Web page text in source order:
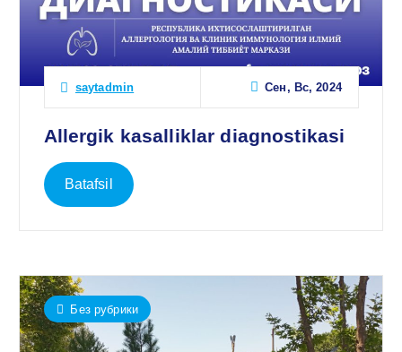
saytadmin Сен, Вс, 2024
Allergik kasalliklar diagnostikasi
Batafsil
Без рубрики